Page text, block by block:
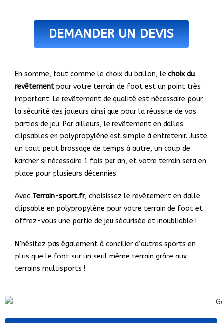
DEMANDER UN DEVIS
En somme, tout comme le choix du ballon, le choix du
revêtementpour votre terrain de foot est un point très
important. Le revêtement de qualité est nécessaire pour
la sécurité des joueurs ainsi que pour la réussite de vos
parties de jeu. Par ailleurs, le revêtement en dalles
clipsables en polypropylène est simple à entretenir. Juste
un tout petit brossage de temps à autre, un coup de
karcher si nécessaire 1 fois par an, et votre terrain sera en
place pour plusieurs décennies.
Avec Terrain-sport.fr, choisissez le revêtement en dalle
clipsable en polypropylène pour votre terrain de foot et
offrez-vous une partie de jeu sécurisée et inoubliable !
N’hésitez pas également à concilier d’autres sports en
plus que le foot sur un seul même terrain grâce aux
terrains multisports !